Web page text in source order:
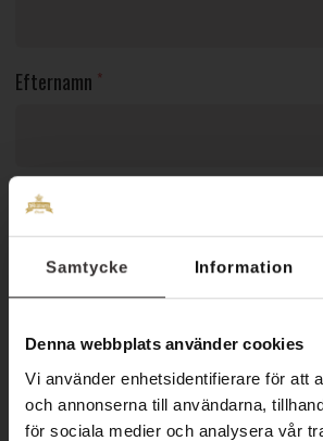
Samtycke Information
Denna webbplats använder cookies
Vi använder enhetsidentifierare för att
och annonserna till användarna,
för sociala medier och analysera vår
Efternamn *
Antal personer
E-post*